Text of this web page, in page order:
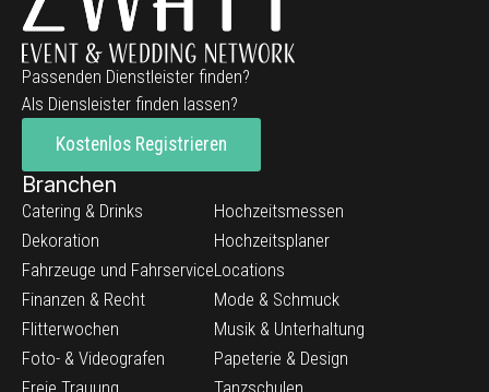
Passenden Dienstleister finden?
Als Diensleister finden lassen?
Kostenlos Registrieren
Branchen
Catering & Drinks
Dekoration
Fahrzeuge und Fahrservice
Finanzen & Recht
Flitterwochen
Foto- & Videografen
Freie Trauung
Hochzeitsmessen
Hochzeitsplaner
Locations
Mode & Schmuck
Musik & Unterhaltung
Papeterie & Design
Tanzschulen